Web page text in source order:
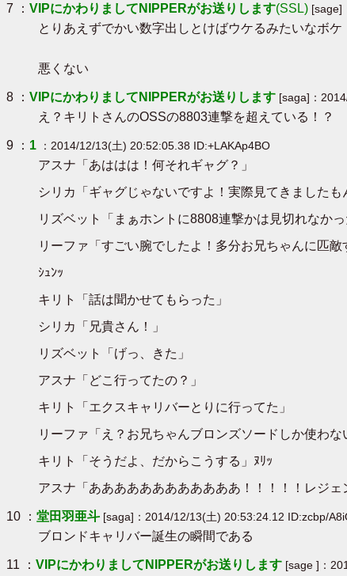
7 ： VIPにかわりましてNIPPERがお送りします(SSL) [sage]
とりあえずでかい数字出しとけばウケるみたいなボケ
悪くない
8 ： VIPにかわりましてNIPPERがお送りします [saga]：
え？キリトさんのOSSの8803連撃を超えている！？
9 ： 1 ：2014/12/13(土) 20:52:05.38 ID:+LAKAp4BO
アスナ「あははは！何それギャグ？」
シリカ「ギャグじゃないですよ！実際見てきましたも
リズベット「まぁホントに8808連撃かは見切れなか
リーファ「すごい腕でしたよ！多分お兄ちゃんに匹
ｼｭﾝｯ
キリト「話は聞かせてもらった」
シリカ「兄貴さん！」
リズベット「げっ、きた」
アスナ「どこ行ってたの？」
キリト「エクスキャリバーとりに行ってた」
リーファ「え？お兄ちゃんブロンズソードしか使わな
キリト「そうだよ、だからこうする」ﾇﾘｯ
アスナ「ああああああああああああ！！！！！レジ
10 ： 堂田羽亜斗 [saga]：2014/12/13(土) 20:53:24.12 ID:zcbp/
ブロンドキャリバー誕生の瞬間である
11 ： VIPにかわりましてNIPPERがお送りします [sage ]：